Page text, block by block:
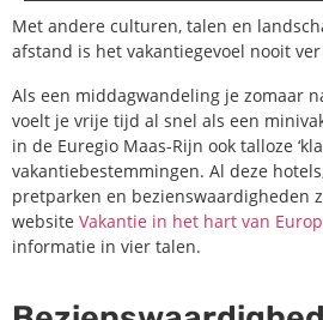
Met andere culturen, talen en
afstand is het vakantiegevoel nooit ver
Als een middagwandeling je zomaar
voelt je vrije tijd al snel als een
in de Euregio Maas-Rijn ook talloze
vakantiebestemmingen. Al deze
pretparken en bezienswaardigheden
website Vakantie in het hart van
informatie in vier talen.